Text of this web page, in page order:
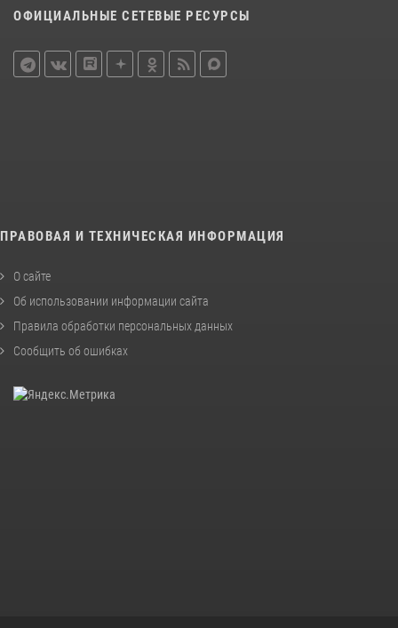
ОФИЦИАЛЬНЫЕ СЕТЕВЫЕ РЕСУРСЫ
ПРАВОВАЯ И ТЕХНИЧЕСКАЯ ИНФОРМАЦИЯ
О сайте
Об использовании информации сайта
Правила обработки персональных данных
Сообщить об ошибках